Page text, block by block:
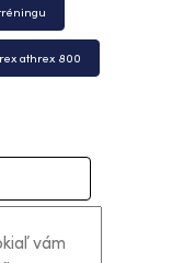
athrex 800